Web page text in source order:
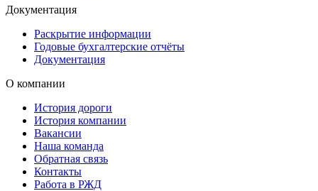
Документация
Раскрытие информации
Годовые бухгалтерские отчёты
Документация
О компании
История дороги
История компании
Вакансии
Наша команда
Обратная связь
Контакты
Работа в РЖД